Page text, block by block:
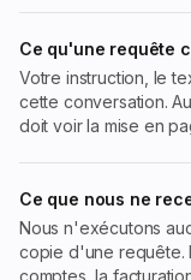
Ce qu'une requête
Votre instruction, le
cette conversation.
doit voir la mise en
Ce que nous ne
Nous n'exécutons
copie d'une requête.
comptes, la